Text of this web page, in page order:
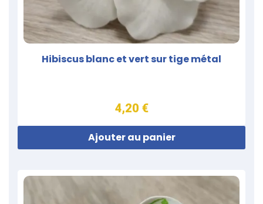
Hibiscus blanc et vert sur tige métal
4,20 €
Ajouter au panier